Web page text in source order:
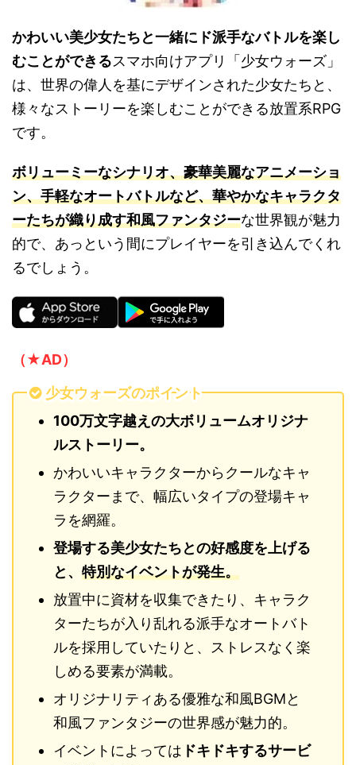
かわいい美少女たちと一緒にド派手なバトルを楽し
むことができるスマホ向けアプリ「少女ウォーズ」
は、世界の偉人を基にデザインされた少女たちと、
様々なストーリーを楽しむことができる放置系RPG
です。
ボリューミーなシナリオ、豪華美麗なアニメーショ
ン、手軽なオートバトルなど、華やかなキャラクタ
ーたちが織り成す和風ファンタジーな世界観が魅力
的で、あっという間にプレイヤーを引き込んでくれ
るでしょう。
（★AD）
少女ウォーズのポイント
100万文字越えの大ボリュームオリジナ
ルストーリー。
かわいいキャラクターからクールなキャ
ラクターまで、幅広いタイプの登場キャ
ラを網羅。
登場する美少女たちとの好感度を上げる
と、 特別なイベントが発生。
放置中に資材を収集できたり、キャラク
ターたちが入り乱れる派手なオートバト
ルを採用していたりと、ストレスなく楽
しめる要素が満載。
オリジナリティある優雅な和風BGMと
和風ファンタジーの世界感が魅力的。
イベントによっては ドキドキするサービ